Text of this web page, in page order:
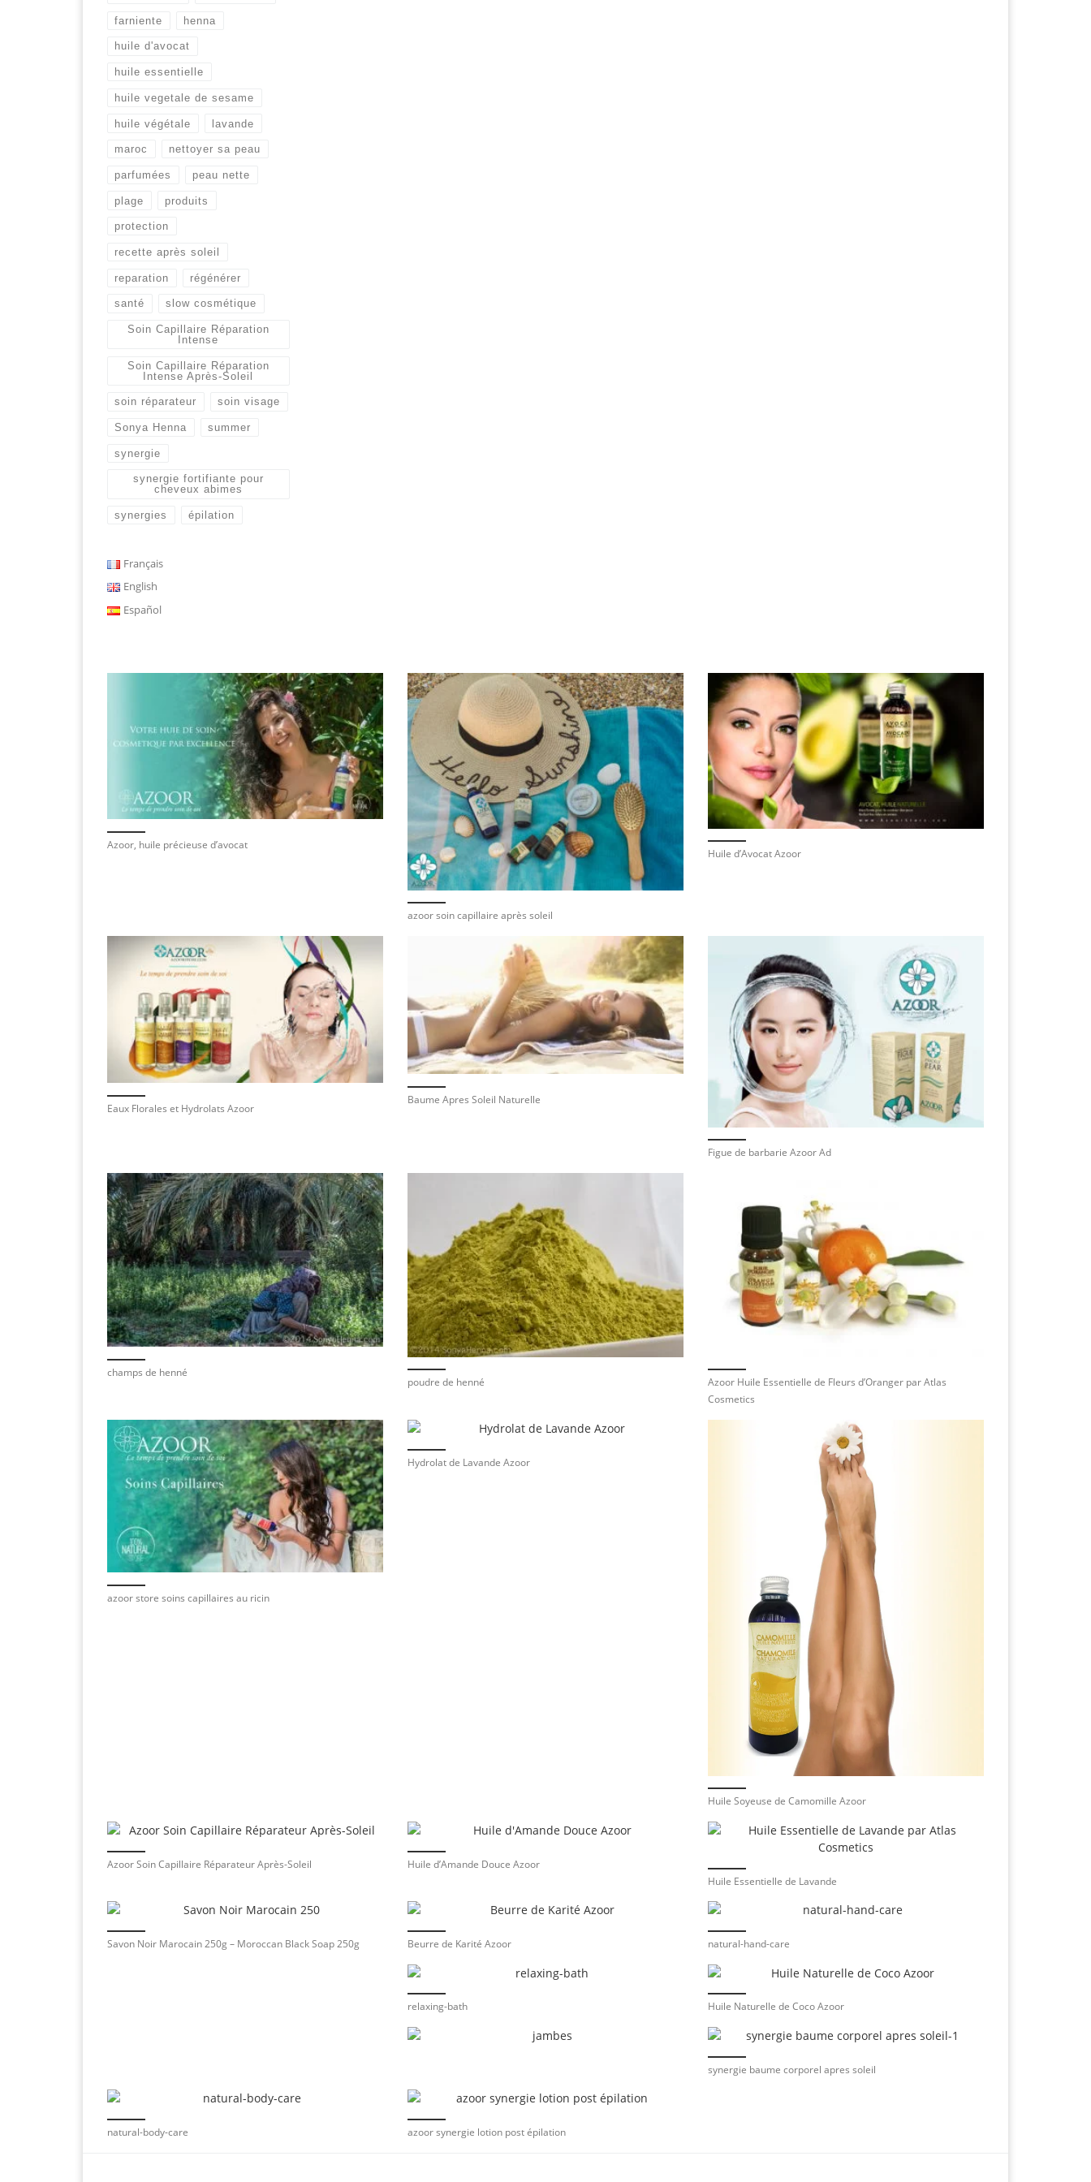
farniente henna
huile d'avocat
huile essentielle
huile vegetale de sesame
huile végétale lavande
maroc nettoyer sa peau
parfumées peau nette
plage produits
protection
recette après soleil
reparation régénérer
santé slow cosmétique
Soin Capillaire Réparation
Intense
Soin Capillaire Réparation
Intense Après-Soleil
soin réparateur soin visage
Sonya Henna summer
synergie
synergie fortifiante pour
cheveux abimes
synergies épilation
Français
English
Español
Azoor, huile précieuse d’avocat
azoor soin capillaire après soleil
Huile d’Avocat Azoor
Eaux Florales et Hydrolats Azoor
Baume Apres Soleil Naturelle
Figue de barbarie Azoor Ad
champs de henné
poudre de henné
Azoor Huile Essentielle de Fleurs d’Oranger par Atlas
Cosmetics
azoor store soins capillaires au ricin
Hydrolat de Lavande Azoor
Huile Soyeuse de Camomille Azoor
Azoor Soin Capillaire Réparateur Après-Soleil
Huile d’Amande Douce Azoor
Huile Essentielle de Lavande
Savon Noir Marocain 250g – Moroccan Black Soap 250g Beurre de Karité Azoor natural-hand-care
relaxing-bath Huile Naturelle de Coco Azoor
synergie baume corporel apres soleil
natural-body-care azoor synergie lotion post épilation